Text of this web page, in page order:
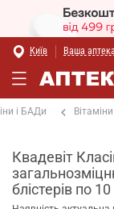
Київ Ваша аптека
і БАДи
Квадевіт
блістерів по